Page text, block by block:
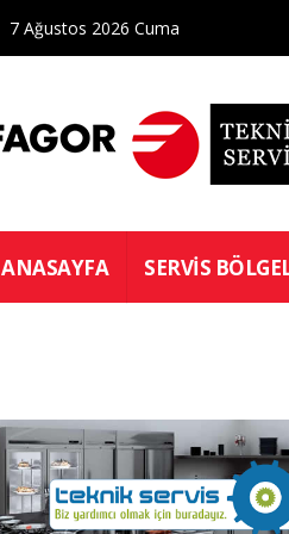
7 Ağustos 2026 Cuma
ANASAYFA SERVIS